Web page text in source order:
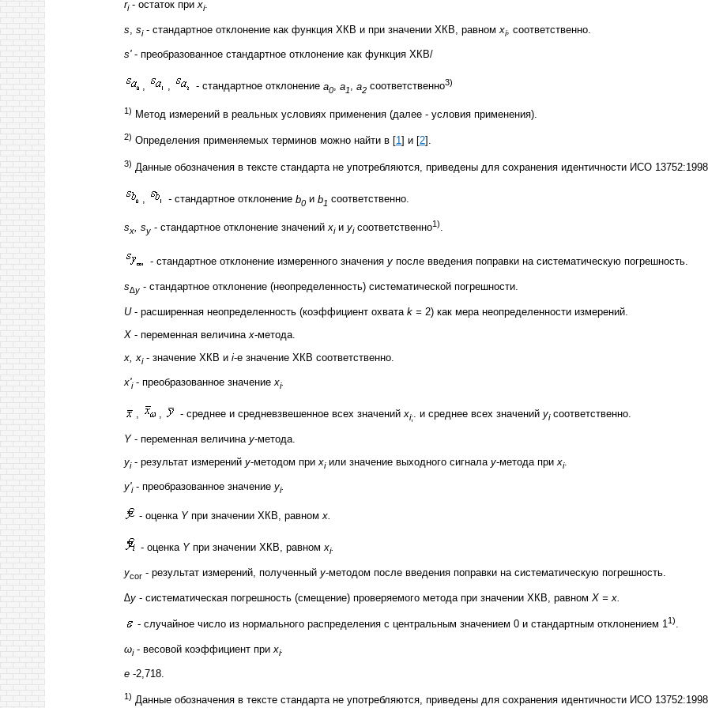
ri - остаток при xi.
s si - стандартное отклонение как функция ХКВ и при значении ХКВ, равном xi, соответственно.
s'- преобразованное стандартное отклонение как функция ХКВ/
, , - стандартное отклонение а0, а1, а2 соответственно3)
1) Метод измерений в реальных условиях применения (далее - условия применения).
2) Определения применяемых терминов можно найти в [ 1 ] и [ 2 ].
3) Данные обозначения в тексте стандарта не употребляются, приведены для сохранения идентичности ИСО
, - стандартное отклонение b0 и b1 соответственно.
sx, sy - стандартное отклонение значенийхi и yi соответственно1).
- стандартное отклонение измеренного значения у после введения поправки на систематическую погрешность.
s∆у - стандартное отклонение (неопределенность) систематической погрешности.
U - расширенная неопределенность (коэффициент охвата k = 2) как мера неопределенности измерений.
X - переменная величина х-метода.
x хi - значение ХКВ и i-е значение ХКВ соответственно.
x'i - преобразованное значениеxi.
, , - среднее и средневзвешенное всех значенийхi;. и среднее всех значений yi соответственно.
Y - переменная величина у-метода.
yi - результат измерений y-методом при xi или значение выходного сигнала y-метода при хi.
y'i - преобразованное значение уi.
- оценка Y при значении ХКВ, равномx.
- оценка Y при значении ХКВ, равном хi.
ycor - результат измерений, полученный y-методом после введения поправки на систематическую погрешность.
∆у - систематическая погрешность (смещение) проверяемого метода при значении ХКВ, равном X = х.
- случайное число из нормального распределения с центральным значением 0 и стандартным отклонением 1 1)
ωi - весовой коэффициент при хi.
е -2,718.
1) Данные обозначения в тексте стандарта не употребляются, приведены для сохранения идентичности ИСО